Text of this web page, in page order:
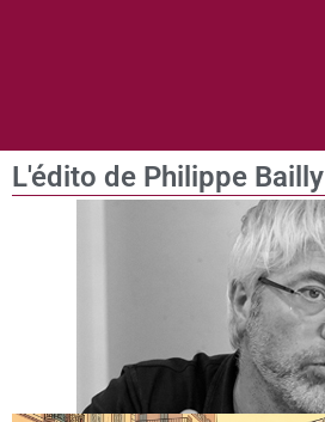
L'édito de Philippe Bailly